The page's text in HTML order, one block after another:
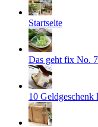
Startseite
Das geht fix No.
10 Geldgeschenk